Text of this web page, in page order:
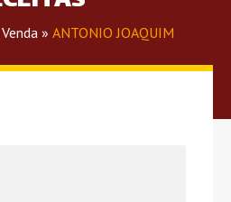
» ANTONIO JOAQUIM